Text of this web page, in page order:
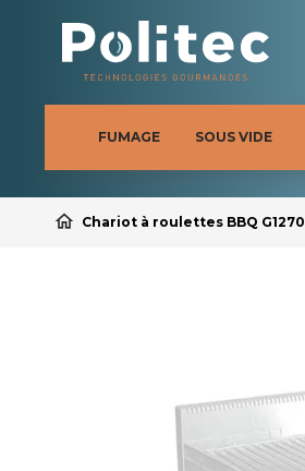
FUMAGE SOUS VIDE
home Chariot à roulettes BBQ G1270